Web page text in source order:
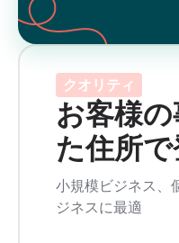
クオリティ
お客様
た住所
小規模ビジネス、
ジネスに最適